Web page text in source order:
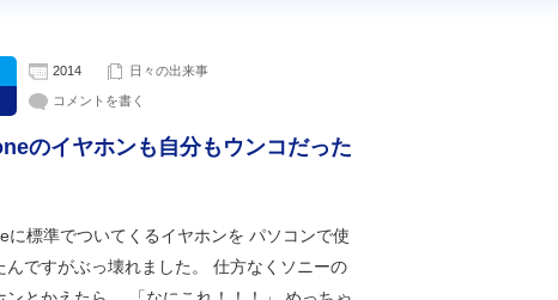
2014 日々の出来事
コメントを書く
のイヤホンも自分もウンコだった
に標準でついてくるイヤホンを パソコンで使
んですがぶっ壊れました。 仕方なくソニーの